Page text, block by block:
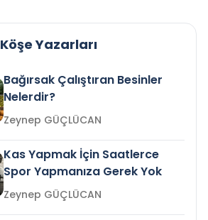
Köşe Yazarları
Bağırsak Çalıştıran Besinler
Nelerdir?
Zeynep GÜÇLÜCAN
Kas Yapmak İçin Saatlerce
Spor Yapmanıza Gerek Yok
Zeynep GÜÇLÜCAN